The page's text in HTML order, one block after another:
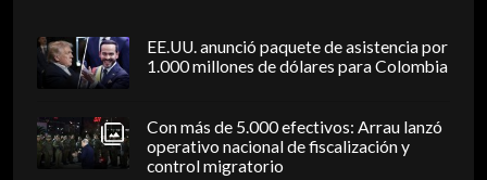
EE.UU. anunció paquete de asistencia por
1.000 millones de dólares para Colombia
Con más de 5.000 efectivos: Arrau lanzó
operativo nacional de fiscalización y
control migratorio